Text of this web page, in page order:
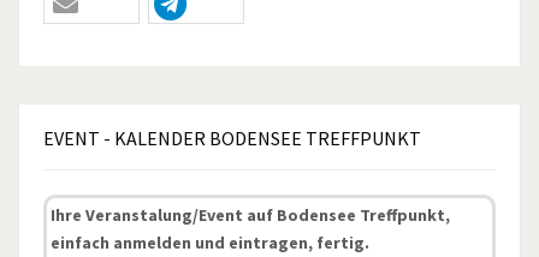
EVENT - KALENDER BODENSEE TREFFPUNKT
Ihre Veranstalung/Event auf Bodensee Treffpunkt,
einfach anmelden und eintragen, fertig.